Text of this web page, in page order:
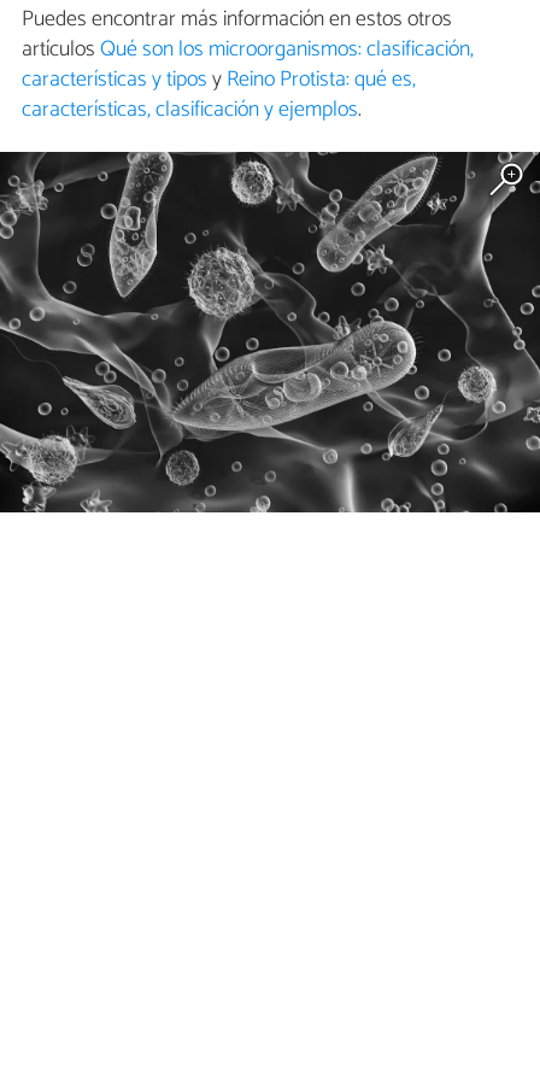
Puedes encontrar más información en estos otros
artículosQué son los microorganismos: clasificación,
características y tiposyReino Protista: qué es,
características, clasificación y ejemplos.